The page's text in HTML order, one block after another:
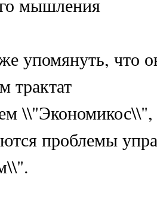
упомянуть, что
трактат
\\"Экономикос\\",
проблемы